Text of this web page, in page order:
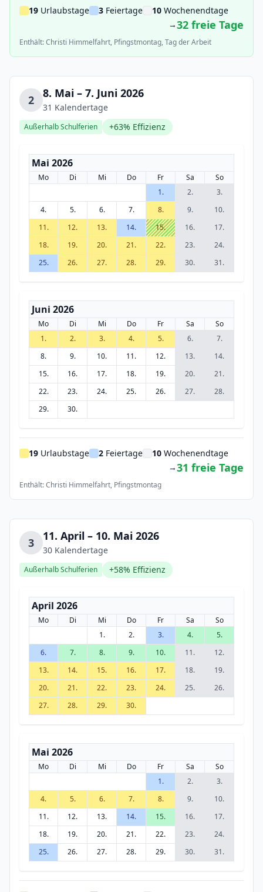
19 Urlaubstage 3 Feiertage 10 Wochenendtage
→32 freie Tage
Enthält: Christi Himmelfahrt, Pfingstmontag, Tag der Arbeit
2 8. Mai – 7. Juni 2026
31 Kalendertage
Außerhalb Schulferien +63% Effizienz
Mai 2026
Mo Di Mi Do Fr Sa
So
1.
2.
3.
4.
5. 6. 7. 8. 9.
10.
11.
12. 13. 14. 15. 16.
17.
18.
19. 20. 21. 22. 23.
24.
25.
26. 27. 28. 29. 30. 31.
Juni 2026
Mo Di Mi Do Fr Sa
So
1.
2. 3. 4. 5. 6.
7.
8.
9. 10. 11. 12. 13.
14.
15.
16. 17. 18. 19. 20.
21.
22.
23. 24. 25. 26. 27.
28.
29.
30.
19 Urlaubstage 2 Feiertage 10 Wochenendtage
→31 freie Tage
Enthält: Christi Himmelfahrt, Pfingstmontag
3 11. April – 10. Mai 2026
30 Kalendertage
Außerhalb Schulferien +58% Effizienz
April 2026
Mo Di Mi Do Fr Sa
So
1.
2. 3. 4.
5.
6.
7. 8. 9. 10. 11.
12.
13.
14. 15. 16. 17. 18.
19.
20.
21. 22. 23. 24. 25.
26.
27.
28. 29. 30.
Mai 2026
Mo Di Mi Do Fr Sa
So
1.
2.
3.
4.
5. 6. 7. 8. 9.
10.
11.
12. 13. 14. 15. 16.
17.
18.
19. 20. 21. 22. 23.
24.
25.
26. 27. 28. 29. 30. 31.